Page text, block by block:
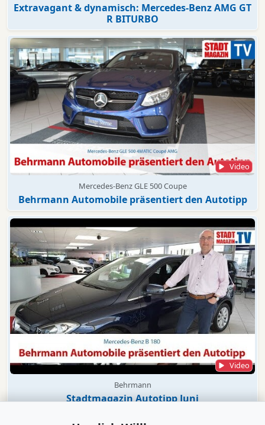
Extravagant & dynamisch: Mercedes-Benz AMG GT
R BITURBO
Video
Mercedes-Benz GLE 500 Coupe
Behrmann Automobile präsentiert den Autotipp
Video
Behrmann
Stadtmagazin Autotipp Juni